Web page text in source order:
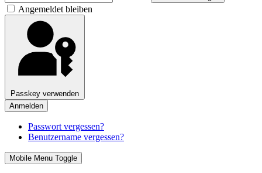
Angemeldet bleiben
Passkey verwenden
Anmelden
Passwort vergessen?
Benutzername vergessen?
Mobile Menu Toggle